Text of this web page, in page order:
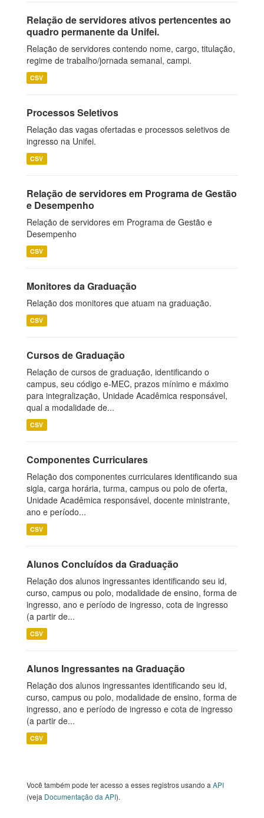
Relação de servidores ativos pertencentes ao
quadro permanente da Unifei.
Relação de servidores contendo nome, cargo, titulação,
regime de trabalho/jornada semanal, campi.
CSV
Processos Seletivos
Relação das vagas ofertadas e processos seletivos de
ingresso na Unifei.
CSV
Relação de servidores em Programa de Gestão
e Desempenho
Relação de servidores em Programa de Gestão e
Desempenho
CSV
Monitores da Graduação
Relação dos monitores que atuam na graduação.
CSV
Cursos de Graduação
Relação de cursos de graduação, identificando o
campus, seu código e-MEC, prazos mínimo e máximo
para integralização, Unidade Acadêmica responsável,
qual a modalidade de...
CSV
Componentes Curriculares
Relação dos componentes curriculares identificando sua
sigla, carga horária, turma, campus ou polo de oferta,
Unidade Acadêmica responsável, docente ministrante,
ano e período...
CSV
Alunos Concluídos da Graduação
Relação dos alunos ingressantes identificando seu id,
curso, campus ou polo, modalidade de ensino, forma de
ingresso, ano e período de ingresso, cota de ingresso
(a partir de...
CSV
Alunos Ingressantes na Graduação
Relação dos alunos ingressantes identificando seu id,
curso, campus ou polo, modalidade de ensino, forma de
ingresso, ano e período de ingresso e cota de ingresso
(a partir de...
CSV
Você também pode ter acesso a esses registros usando a API
(veja Documentação da API).